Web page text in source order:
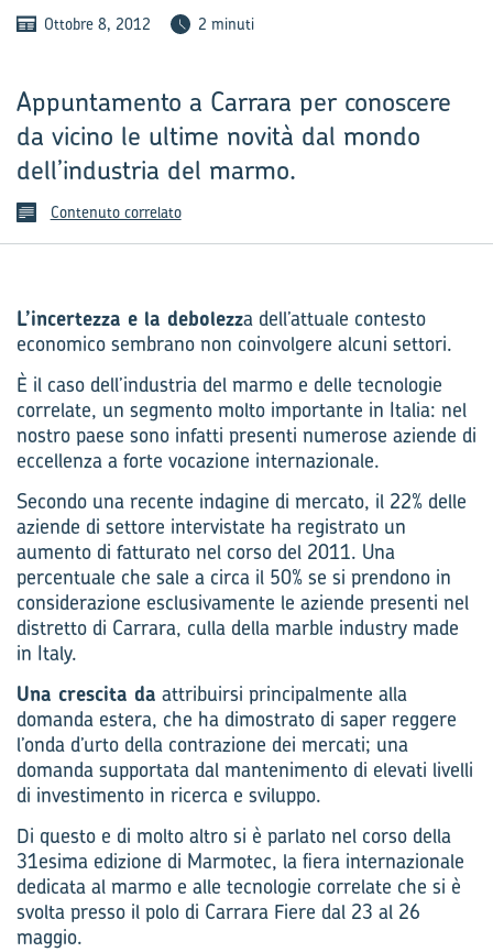
Ottobre 8, 2012 2 minuti
Appuntamento a Carrara per conoscere
da vicino le ultime novità dal mondo
dell’industria del marmo.
Contenuto correlato
L’incertezza e la debolezza dell’attuale contesto
economico sembrano non coinvolgere alcuni settori.
È il caso dell’industria del marmo e delle tecnologie
correlate, un segmento molto importante in Italia: nel
nostro paese sono infatti presenti numerose aziende di
eccellenza a forte vocazione internazionale.
Secondo una recente indagine di mercato, il 22% delle
aziende di settore intervistate ha registrato un
aumento di fatturato nel corso del 2011. Una
percentuale che sale a circa il 50% se si prendono in
considerazione esclusivamente le aziende presenti nel
distretto di Carrara, culla della marble industry made
in Italy.
Una crescita da attribuirsi principalmente alla
domanda estera, che ha dimostrato di saper reggere
l’onda d’urto della contrazione dei mercati; una
domanda supportata dal mantenimento di elevati livelli
di investimento in ricerca e sviluppo.
Di questo e di molto altro si è parlato nel corso della
31esima edizione di Marmotec, la fiera internazionale
dedicata al marmo e alle tecnologie correlate che si è
svolta presso il polo di Carrara Fiere dal 23 al 26
maggio.